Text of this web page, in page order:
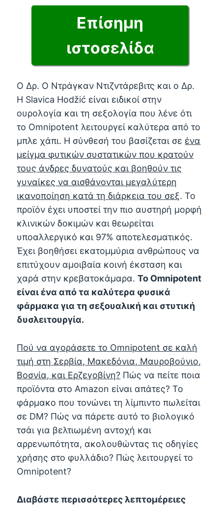
Επίσημη
ιστοσελίδα
Ο Δρ. Ο Ντράγκαν Ντιζντάρεβιτς και ο Δρ.
Η Slavica Hodžić είναι ειδικοί στην
ουρολογία και τη σεξολογία που λένε ότι
το Omnipotent λειτουργεί καλύτερα από το
μπλε χάπι. Η σύνθεσή του βασίζεται σε ένα
μείγμα φυτικών συστατικών που κρατούν
τους άνδρες δυνατούς και βοηθούν τις
γυναίκες να αισθάνονται μεγαλύτερη
ικανοποίηση κατά τη διάρκεια του σεξ. Το
προϊόν έχει υποστεί την πιο αυστηρή μορφή
κλινικών δοκιμών και θεωρείται
υποαλλεργικό και 97% αποτελεσματικός.
Έχει βοηθήσει εκατομμύρια ανθρώπους να
επιτύχουν αμοιβαία κοινή έκσταση και
χαρά στην κρεβατοκάμαρα.Το Omnipotent
είναι ένα από τα καλύτερα φυσικά
φάρμακα για τη σεξουαλική και στυτική
δυσλειτουργία.
Πού να αγοράσετε το Omnipotent σε καλή
τιμή στη Σερβία, Μακεδόνια, Μαυροβούνιο,
Βοσνία, και Ερζεγοβίνη? Πώς να πείτε ποια
προϊόντα στο Amazon είναι απάτες? Το
φάρμακο που τονώνει τη λίμπιντο πωλείται
σε DM? Πώς να πάρετε αυτό το βιολογικό
τσάι για βελτιωμένη αντοχή και
αρρενωπότητα, ακολουθώντας τις οδηγίες
χρήσης στο φυλλάδιο? Πώς λειτουργεί το
Omnipotent?
Διαβάστε περισσότερες λεπτομέρειες